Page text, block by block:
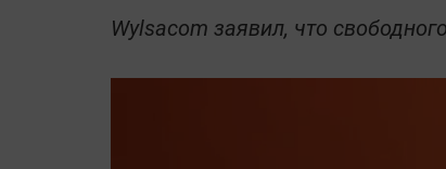
Wylsacom заявил, что